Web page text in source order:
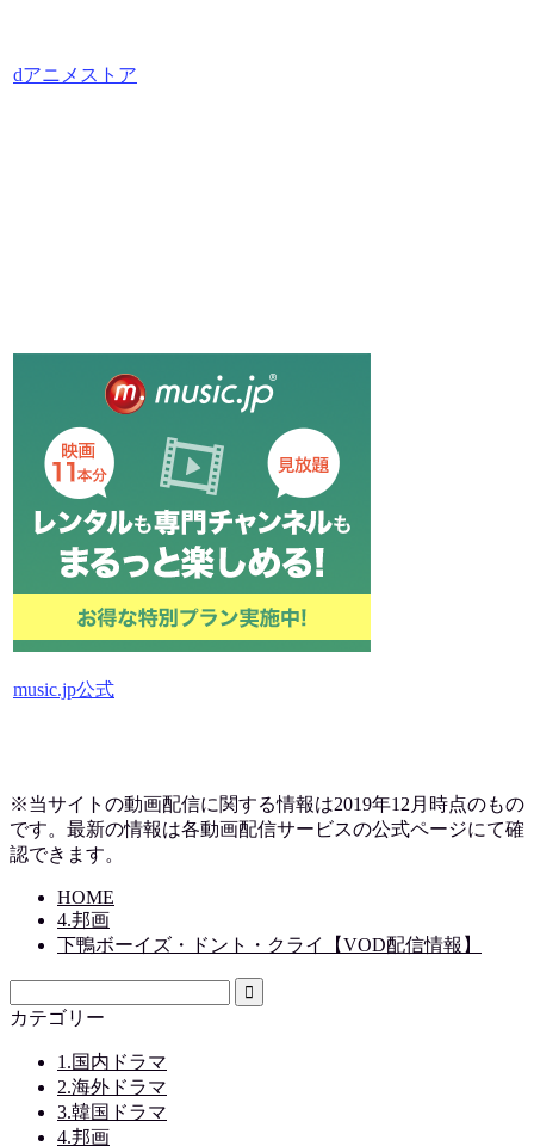
dアニメストア
music.jp公式
※当サイトの動画配信に関する情報は2019年12月時点のもの
です。最新の情報は各動画配信サービスの公式ページにて確
認できます。
HOME
4.邦画
下鴨ボーイズ・ドント・クライ【VOD配信情報】
カテゴリー
1.国内ドラマ
2.海外ドラマ
3.韓国ドラマ
4.邦画